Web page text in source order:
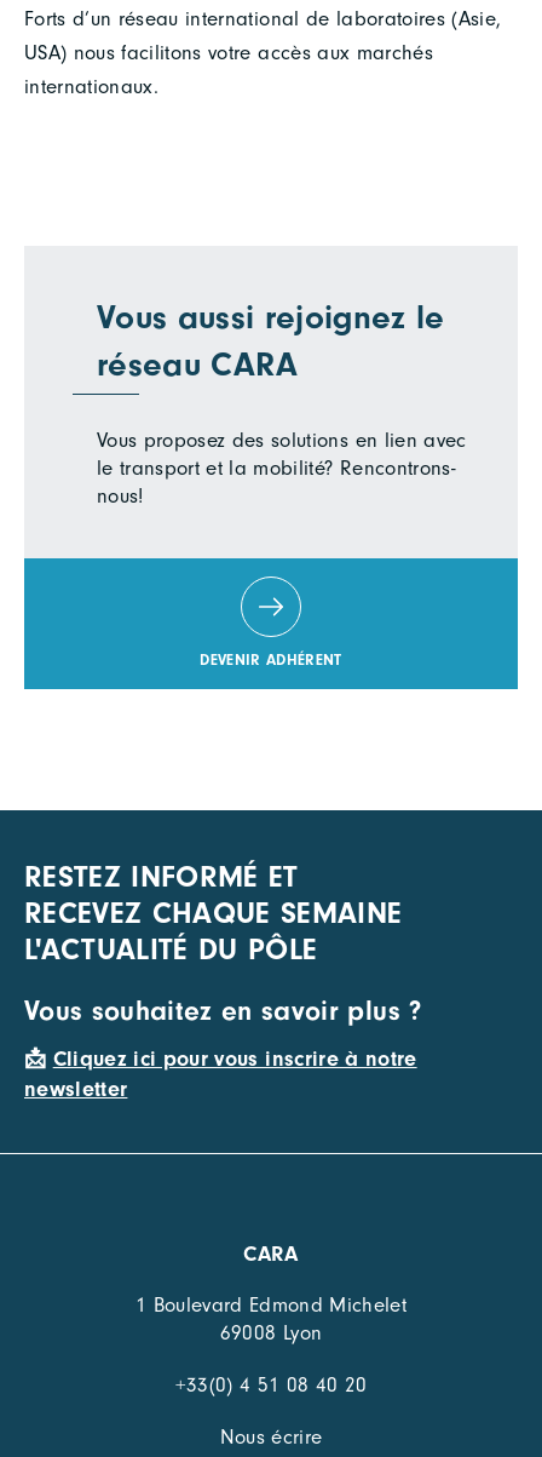
Forts d’un réseau international de laboratoires (Asie,
USA) nous facilitons votre accès aux marchés
internationaux.
Vous aussi rejoignez le
réseau CARA
Vous proposez des solutions en lien avec
le transport et la mobilité? Rencontrons-
nous!
DEVENIR ADHÉRENT
RESTEZ INFORMÉ ET
RECEVEZ CHAQUE SEMAINE
L'ACTUALITÉ DU PÔLE
Vous souhaitez en savoir plus ?
📩 Cliquez ici pour vous inscrire à notre
newsletter
CARA
1 Boulevard Edmond Michelet
69008 Lyon
+33(0) 4 51 08 40 20
Nous écrire